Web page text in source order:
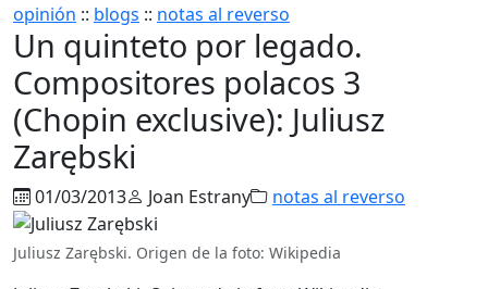
opinión :: blogs :: notas al reverso
Un quinteto por legado.
Compositores polacos 3
(Chopin exclusive): Juliusz
Zarębski
01/03/2013 Joan Estrany notas al reverso
Juliusz Zarębski. Origen de la foto: Wikipedia